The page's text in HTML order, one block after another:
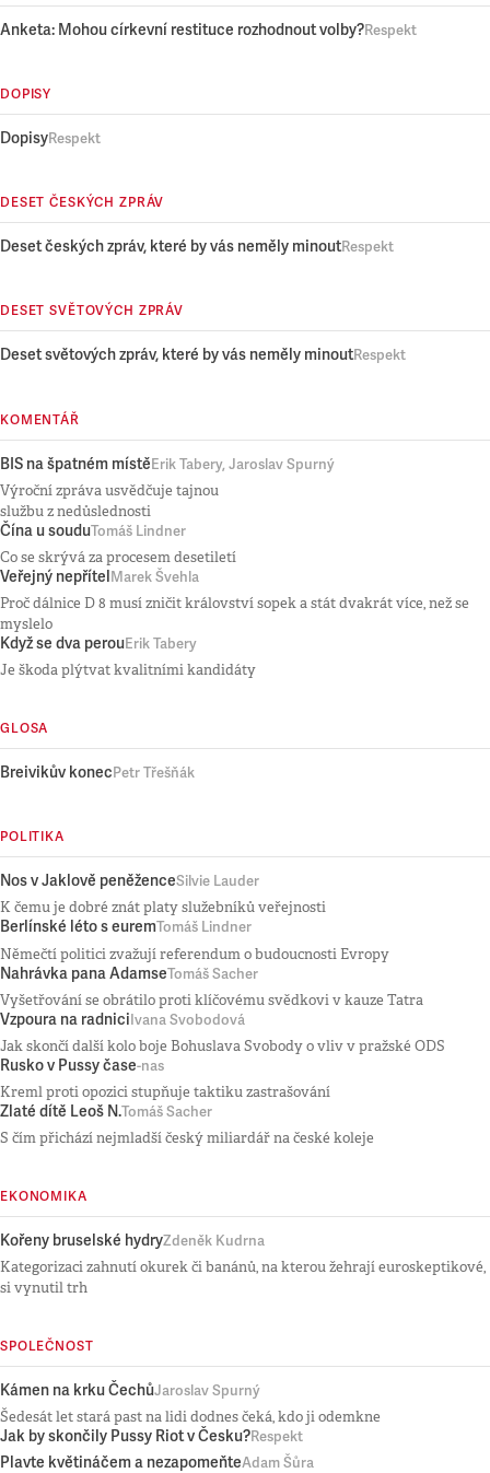
Anketa: Mohou církevní restituce rozhodnout volby?Respekt
DOPISY
DopisyRespekt
DESET ČESKÝCH ZPRÁV
Deset českých zpráv, které by vás neměly minoutRespekt
DESET SVĚTOVÝCH ZPRÁV
Deset světových zpráv, které by vás neměly minoutRespekt
KOMENTÁŘ
BIS na špatném místěErik Tabery, Jaroslav Spurný
Výroční zpráva usvědčuje tajnou
službu z nedůslednosti
Čína u souduTomáš Lindner
Co se skrývá za procesem desetiletí
Veřejný nepřítel Marek Švehla
Proč dálnice D 8 musí zničit království sopek a stát dvakrát více, než se
myslelo
Když se dva perouErik Tabery
Je škoda plýtvat kvalitními kandidáty
GLOSA
Breivikův konecPetr Třešňák
POLITIKA
Nos v Jaklově peněženceSilvie Lauder
K čemu je dobré znát platy služebníků veřejnosti
Berlínské léto s euremTomáš Lindner
Němečtí politici zvažují referendum o budoucnosti Evropy
Nahrávka pana AdamseTomáš Sacher
Vyšetřování se obrátilo proti klíčovému svědkovi v kauze Tatra
Vzpoura na radnici Ivana Svobodová
Jak skončí další kolo boje Bohuslava Svobody o vliv v pražské ODS
Rusko v Pussy čase-nas
Kreml proti opozici stupňuje taktiku zastrašování
Zlaté dítě Leoš N.Tomáš Sacher
S čím přichází nejmladší český miliardář na české koleje
EKONOMIKA
Kořeny bruselské hydryZdeněk Kudrna
Kategorizaci zahnutí okurek či banánů, na kterou žehrají euroskeptikové,
si vynutil trh
SPOLEČNOST
Kámen na krku ČechůJaroslav Spurný
Šedesát let stará past na lidi dodnes čeká, kdo ji odemkne
Jak by skončily Pussy Riot v Česku?Respekt
Plavte květináčem a nezapomeňteAdam Šůra